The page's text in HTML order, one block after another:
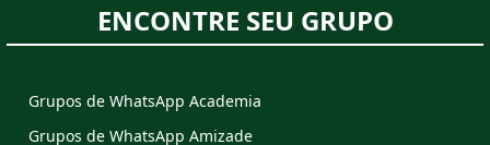
ENCONTRE SEU GRUPO
Grupos de WhatsApp Academia
Grupos de WhatsApp Amizade